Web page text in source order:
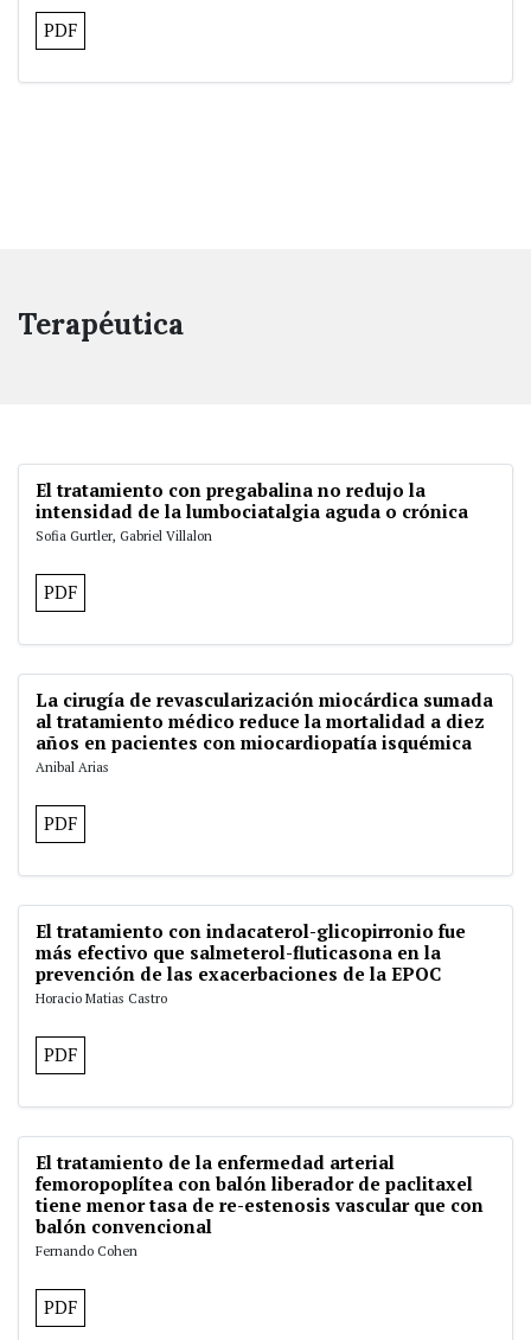
PDF
Terapéutica
El tratamiento con pregabalina no redujo la
intensidad de la lumbociatalgia aguda o crónica
Sofia Gurtler, Gabriel Villalon
PDF
La cirugía de revascularización miocárdica sumada
al tratamiento médico reduce la mortalidad a diez
años en pacientes con miocardiopatía isquémica
Anibal Arias
PDF
El tratamiento con indacaterol-glicopirronio fue
más efectivo que salmeterol-fluticasona en la
prevención de las exacerbaciones de la EPOC
Horacio Matias Castro
PDF
El tratamiento de la enfermedad arterial
femoropoplítea con balón liberador de paclitaxel
tiene menor tasa de re-estenosis vascular que con
balón convencional
Fernando Cohen
PDF